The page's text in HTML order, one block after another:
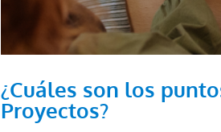
¿Cuáles son los
Proyectos?